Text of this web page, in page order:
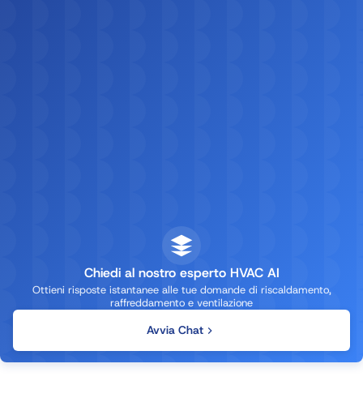
Chiedi al nostro esperto HVAC AI
Ottieni risposte istantanee alle tue domande di riscaldamento,
raffreddamento e ventilazione
Avvia Chat